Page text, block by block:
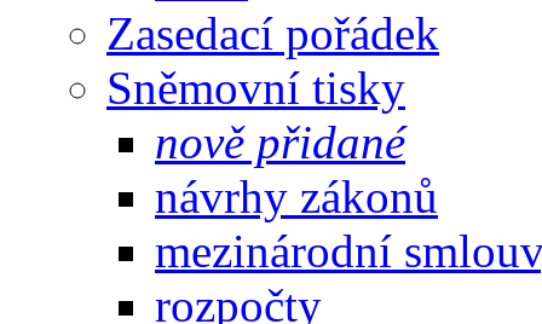
Zasedací pořádek
Sněmovní tisky
nově přidané
návrhy zákonů
mezinárodní
rozpočty